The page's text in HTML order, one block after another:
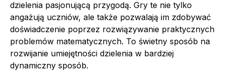
dzielenia pasjonującą przygodą. Gry te nie tylko
angażują uczniów, ale także pozwalają im zdobywać
doświadczenie poprzez rozwiązywanie praktycznych
problemów matematycznych. To świetny sposób na
rozwijanie umiejętności dzielenia w bardziej
dynamiczny sposób.